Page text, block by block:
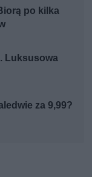
po kilka
Luksusowa
za 9,99?